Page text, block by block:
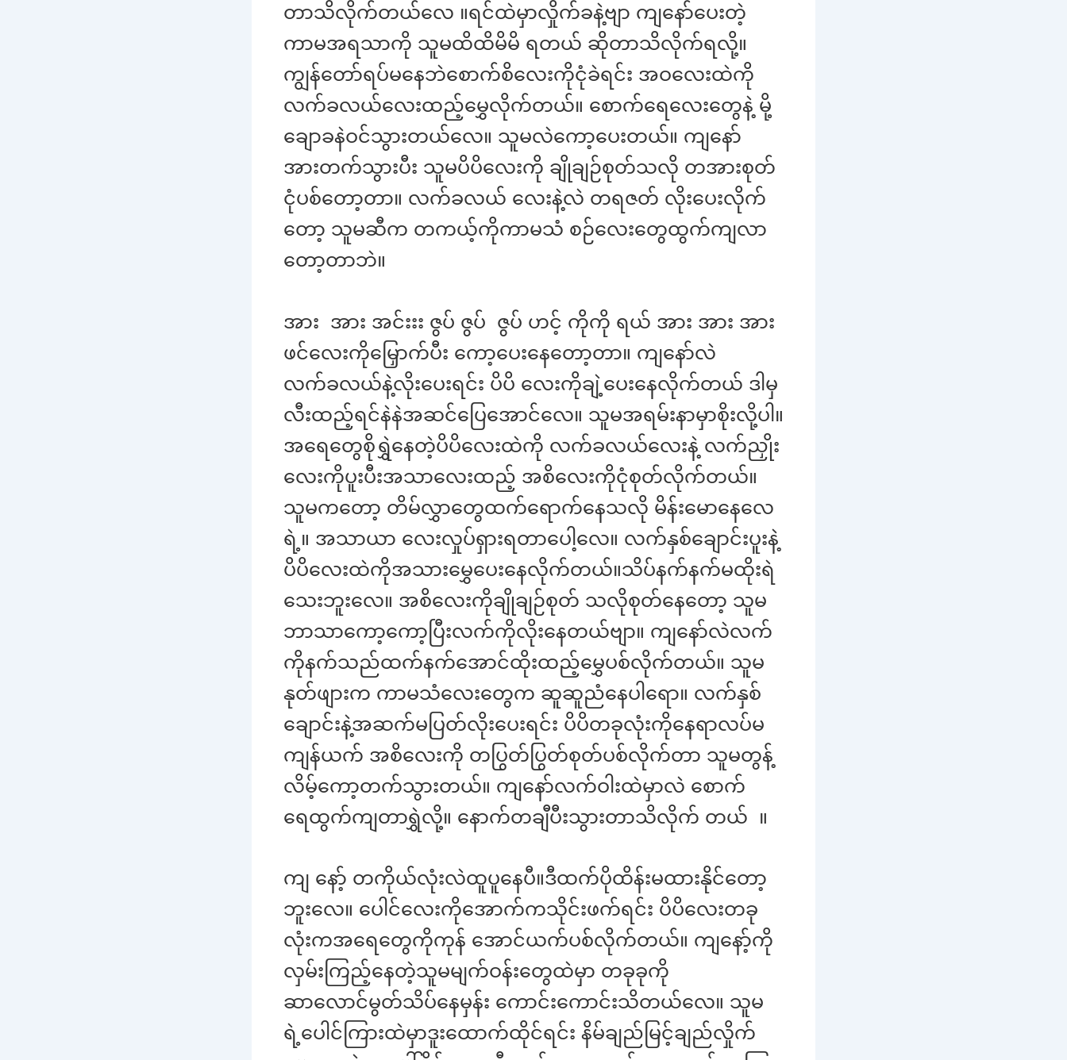
တာသိလိုက်တယ်လေ ။ရင်ထဲမှာလှိုက်ခနဲ့ဗျာ ကျနော်ပေးတဲ့
ကာမအရသာကို သူမထိထိမိမိ ရတယ် ဆိုတာသိလိုက်ရလို့။
ကျွန်တော်ရပ်မနေဘဲစောက်စိလေးကိုငုံခဲရင်း အဝလေးထဲကို
လက်ခလယ်လေးထည့်မွှေလိုက်တယ်။ စောက်ရေလေးတွေနဲ့ မို့
ချောခနဲဝင်သွားတယ်လေ။ သူမလဲကော့ပေးတယ်။ ကျနော်
အားတက်သွားပီး သူမပိပိလေးကို ချိုချဉ်စုတ်သလို တအားစုတ်
ငုံပစ်တော့တာ။ လက်ခလယ် လေးနဲ့လဲ တရဇတ် လိုးပေးလိုက်
တော့ သူမဆီက တကယ့်ကိုကာမသံ စဉ်လေးတွေထွက်ကျလာ
တော့တာဘဲ။
အား အား အင်းးး ဇွပ် ဇွပ် ဇွပ် ဟင့် ကိုကို ရယ် အား အား အား
ဖင်လေးကိုမြှောက်ပီး ကော့ပေးနေတော့တာ။ ကျနော်လဲ
လက်ခလယ်နဲ့လိုးပေးရင်း ပိပိ လေးကိုချဲ့ပေးနေလိုက်တယ် ဒါမှ
လီးထည့်ရင်နဲနဲအဆင်ပြေအောင်လေ။ သူမအရမ်းနာမှာစိုးလို့ပါ။
အရေတွေစိုရွှဲနေတဲ့ပိပိလေးထဲကို လက်ခလယ်လေးနဲ့ လက်ညှိုး
လေးကိုပူးပီးအသာလေးထည့် အစိလေးကိုငုံစုတ်လိုက်တယ်။
သူမကတော့ တိမ်လွှာတွေထက်ရောက်နေသလို မိန်းမောနေလေ
ရဲ့။ အသာယာ လေးလှုပ်ရှားရတာပေါ့လေ။ လက်နှစ်ချောင်းပူးနဲ့
ပိပိလေးထဲကိုအသားမွှေပေးနေလိုက်တယ်။သိပ်နက်နက်မထိုးရဲ
သေးဘူးလေ။ အစိလေးကိုချိုချဉ်စုတ် သလိုစုတ်နေတော့ သူမ
ဘာသာကော့ကော့ပြီးလက်ကိုလိုးနေတယ်ဗျာ။ ကျနော်လဲလက်
ကိုနက်သည်ထက်နက်အောင်ထိုးထည့်မွှေပစ်လိုက်တယ်။ သူမ
နုတ်ဖျားက ကာမသံလေးတွေက ဆူဆူညံနေပါရော။ လက်နှစ်
ချောင်းနဲ့အဆက်မပြတ်လိုးပေးရင်း ပိပိတခုလုံးကိုနေရာလပ်မ
ကျန်ယက် အစိလေးကို တပြွတ်ပြွတ်စုတ်ပစ်လိုက်တာ သူမတွန့်
လိမ့်ကော့တက်သွားတယ်။ ကျနော်လက်ဝါးထဲမှာလဲ စောက်
ရေထွက်ကျတာရွှဲလို့။ နောက်တချီပီးသွားတာသိလိုက် တယ် ။
ကျ နော့် တကိုယ်လုံးလဲထူပူနေပီ။ဒီထက်ပိုထိန်းမထားနိုင်တော့
ဘူးလေ။ ပေါင်လေးကိုအောက်ကသိုင်းဖက်ရင်း ပိပိလေးတခု
လုံးကအရေတွေကိုကုန် အောင်ယက်ပစ်လိုက်တယ်။ ကျနော့်ကို
လှမ်းကြည့်နေတဲ့သူမမျက်ဝန်းတွေထဲမှာ တခုခုကို
ဆာလောင်မွတ်သိပ်နေမှန်း ကောင်းကောင်းသိတယ်လေ။ သူမ
ရဲ့ပေါင်ကြားထဲမှာဒူးထောက်ထိုင်ရင်း နိမ်ချည်မြင့်ချည်လှိုက်